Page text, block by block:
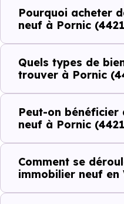
Côté cadre de vie,
commerces, 71
scolaires. Des
autant d'arguments
dans la commune.
Combien coûte
(44210) ?
C'est souvent la
prix à connaître pour
Pourquoi acheter
neuf à Pornic
Quels types de
trouver à Pornic
Peut-on bénéficier
neuf à Pornic
Comment se
immobilier neuf en